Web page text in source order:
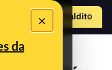
×
da
Hazte Maldito